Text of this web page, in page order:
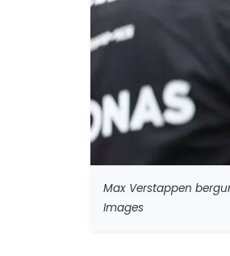
Max Verstappen
Images